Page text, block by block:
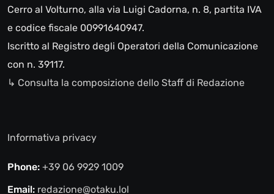
Cerro al Volturno, alla via Luigi Cadorna, n. 8, partita IVA
e codice fiscale 00991640947.
Iscritto al Registro degli Operatori della Comunicazione
con n. 39117.
↳ Consulta la composizione dello Staff di Redazione
Informativa privacy
Phone: +39 06 9929 1009
Email: redazione@otaku.lol